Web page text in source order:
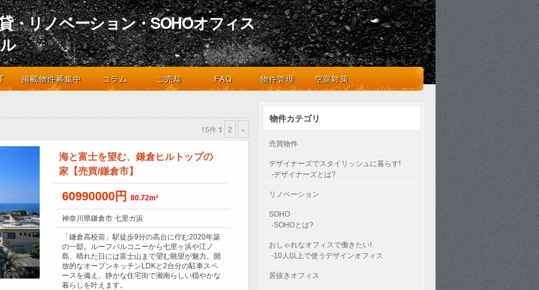
・リノベーション・SOHOオフィス
デザインとライフスタイルを楽しむ人のための不動産のセレクトショップ
掲載物件募集中 コラム ご売却 FAQ 物件管理 空室対策
15件 1 2 »
海と富士を望む、鎌倉ヒルトップの
家【売買/鎌倉市】
60990000円 80.72m²
神奈川県鎌倉市 七里ガ浜
「鎌倉高校前」駅徒歩9分の高台に佇む2020年築
の一邸。ルーフバルコニーから七里ヶ浜や江ノ
島、晴れた日には富士山まで望む眺望が魅力。開
放的なオープンキッチンLDKと2台分の駐車スペ
ースを備え、静かな住宅街で湘南らしい穏やかな
暮らしを叶えます。
物件カテゴリ
売買物件
デザイナーズでスタイリッシュに暮らす!
-デザイナーズとは?
リノベーション
SOHO
-SOHOとは?
おしゃれなオフィスで働きたい!
-10人以上で使うデザインオフィス
居抜きオフィス